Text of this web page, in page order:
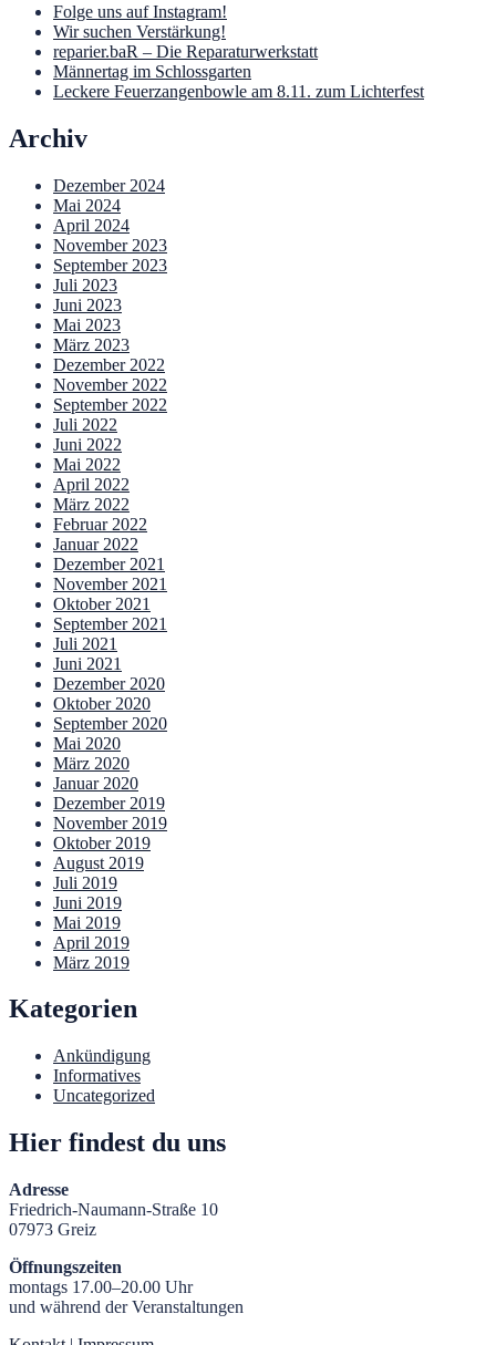
Folge uns auf Instagram!
Wir suchen Verstärkung!
reparier.baR – Die Reparaturwerkstatt
Männertag im Schlossgarten
Leckere Feuerzangenbowle am 8.11. zum Lichterfest
Archiv
Dezember 2024
Mai 2024
April 2024
November 2023
September 2023
Juli 2023
Juni 2023
Mai 2023
März 2023
Dezember 2022
November 2022
September 2022
Juli 2022
Juni 2022
Mai 2022
April 2022
März 2022
Februar 2022
Januar 2022
Dezember 2021
November 2021
Oktober 2021
September 2021
Juli 2021
Juni 2021
Dezember 2020
Oktober 2020
September 2020
Mai 2020
März 2020
Januar 2020
Dezember 2019
November 2019
Oktober 2019
August 2019
Juli 2019
Juni 2019
Mai 2019
April 2019
März 2019
Kategorien
Ankündigung
Informatives
Uncategorized
Hier findest du uns
Adresse
Friedrich-Naumann-Straße 10
07973 Greiz
Öffnungszeiten
montags 17.00–20.00 Uhr
und während der Veranstaltungen